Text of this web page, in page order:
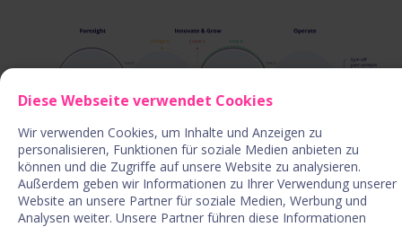
Diese Webseite verwendet Cookies
Wir verwenden Cookies, um Inhalte und Anzeigen zu
personalisieren, Funktionen für soziale Medien anbieten zu
können und die Zugriffe auf unsere Website zu analysieren.
Außerdem geben wir Informationen zu Ihrer Verwendung unserer
Website an unsere Partner für soziale Medien, Werbung und
Analysen weiter. Unsere Partner führen diese Informationen
Foresight